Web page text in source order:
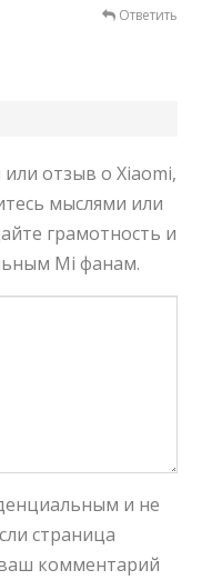
Ответить
отзыв о Xiaomi,
мыслями или
грамотность и
Mi фанам.
и не
страница
ваш комментарий